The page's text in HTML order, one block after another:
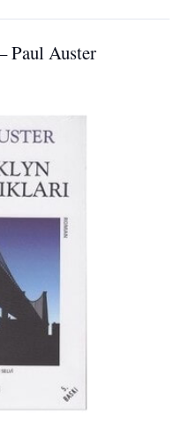
Paul Auster